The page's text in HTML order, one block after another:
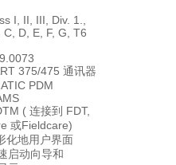
Div. 1.,
F, G, T6
375/475 通讯器
PDM
到 FDT,
化地用户界面
动向导和